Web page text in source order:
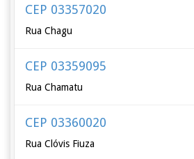
CEP 03357020
Rua Chagu
CEP 03359095
Rua Chamatu
CEP 03360020
Rua Clóvis Fiuza